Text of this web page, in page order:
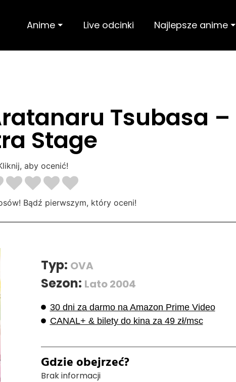
Anime ⏷ Live odcinki Najlepsze anime ⏷
Tsubasa –
Stage
aby ocenić!
Bądź pierwszym, który oceni!
Typ: OVA
Sezon: Lato 2004
30 dni za darmo na Amazon Prime Video
CANAL+ & bilety do kina za 49 zł/msc
Gdzie obejrzeć?
Brak informacji